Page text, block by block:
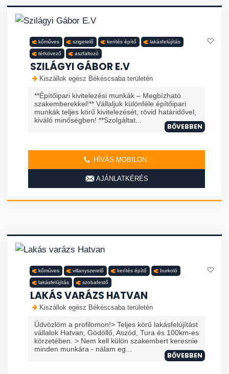
kőműves szigetelő kerítés építő lakásfelújítás
térkövező aszfaltozó
SZILÁGYI GÁBOR E.V
Kiszállok egész Békéscsaba területén
**Építőipari kivitelezési munkák – Megbízható
szakemberekkel!** Vállaljuk különféle építőipari
munkák teljes körű kivitelezését, rövid határidővel,
kiváló minőségben! **Szolgáltat...
BŐVEBBEN
HÍVÁS MOBILON
AJÁNLATKÉRÉS
kőműves villanyszerelő kerítés építő burkoló
lakásfelújítás szobafestő
LAKÁS VARÁZS HATVAN
Kiszállok egész Békéscsaba területén
Üdvözlöm a profilomon!> Teljes körű lakásfelújítást
vállalok Hatvan, Gödöllő, Aszód, Tura és 100km-es
körzetében. > Nem kell külön szakembert keresnie
minden munkára - nálam eg...
BŐVEBBEN